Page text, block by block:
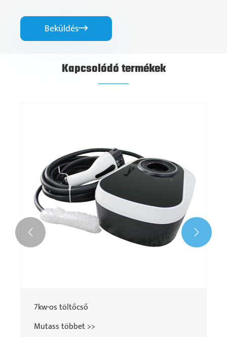
Beküldés
Kapcsolódó termékek
Mutass többet >>
 